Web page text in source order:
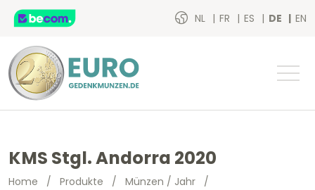
NL FR ES DE EN
KMS Stgl. Andorra 2020
Home / Produkte / Münzen / Jahr /